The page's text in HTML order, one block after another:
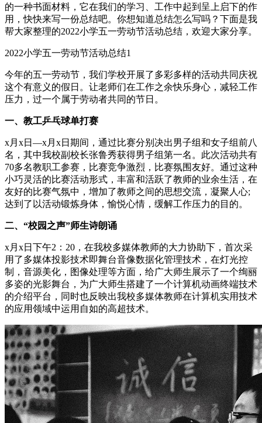
的一种书面材料，它在我们的学习、工作中起到呈上启下的作
用，快快来写一份总结吧。你想知道总结怎么写吗？下面是我
帮大家整理的2022小学五一劳动节活动总结，欢迎大家分享。
2022小学五一劳动节活动总结1
今年的五一劳动节，我们学校开展了多彩多样的活动共同庆祝
这个有意义的假日。让老师们在工作之余快乐身心，减轻工作
压力，过一个属于劳动者共同的节日。
一、教工乒乓球单打赛
x月x日—x月x日期间，通过比赛分别决出男子组和女子组前八
名，其中我校副校长张鲁秀获得男子组第一名。此次活动共有
70多名教职工参赛，比赛竞争激烈，比赛氛围友好。通过这种
小巧灵活的比赛活动形式，丰富和活跃了教师的业余生活，在
友好的比赛气氛中，增加了教师之间的思想交流，凝聚人心;
达到了以活动锻炼身体，愉悦心情，缓解工作压力的目的。
二、“校园之声”师生诗朗诵
x月x日下午2：20，在我校多媒体教师的大力协助下，首次采
用了多媒体投影技术即舞台音像数据化管理技术，在灯光控
制，音源美化，图像处理等方面，给广大师生展示了一个绚丽
多姿的光影舞台，为广大师生搭建了一个计算机动画终端技术
的介绍平台，同时也反映出我校多媒体教师在计算机实用技术
的应用领域中运用自如的高超技术。